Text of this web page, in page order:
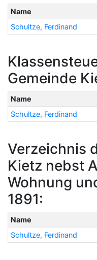
Name
Schultze, Ferdinand
Gemeinde
Name
Schultze, Ferdinand
Verzeichnis
Kietz nebst
Wohnung
1891:
Name
Schultze, Ferdinand